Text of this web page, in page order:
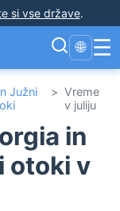
si vse države.
🌐 ☰
Južni
> Vreme
v juliju
in
otoki v